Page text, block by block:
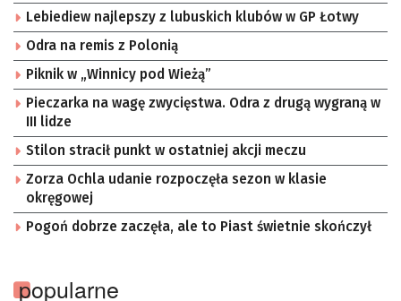
Lebiediew najlepszy z lubuskich klubów w GP Łotwy
Odra na remis z Polonią
Piknik w „Winnicy pod Wieżą”
Pieczarka na wagę zwycięstwa. Odra z drugą wygraną w
III lidze
Stilon stracił punkt w ostatniej akcji meczu
Zorza Ochla udanie rozpoczęła sezon w klasie
okręgowej
Pogoń dobrze zaczęła, ale to Piast świetnie skończył
popularne